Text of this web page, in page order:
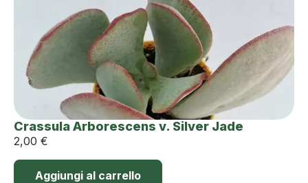
Crassula Arborescens v. Silver Jade
2,00 €
Aggiungi al carrello